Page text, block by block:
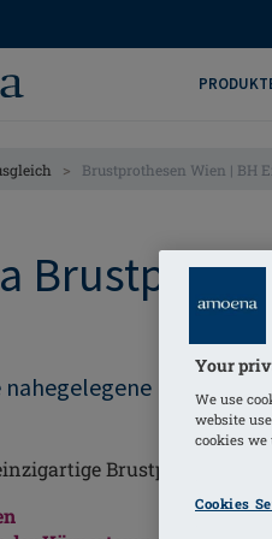
> Brustprothesen Wien | BH
nahegelegene Händler,
Brustprothesen
Your
We use
website
cookies we
Cookies